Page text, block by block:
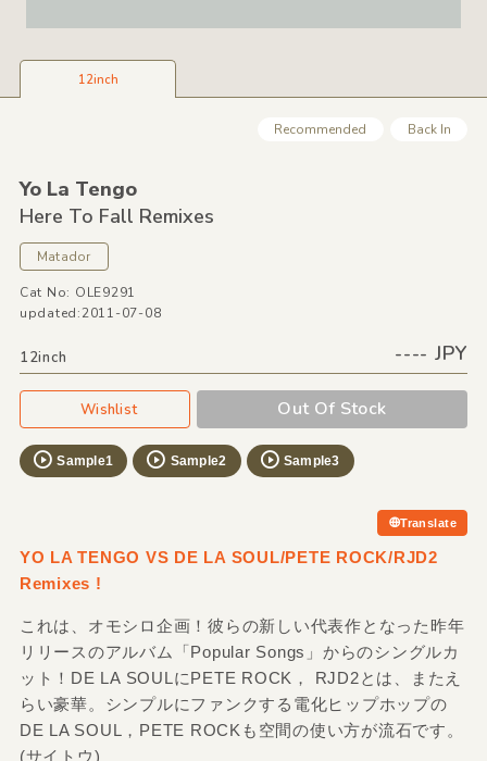
12inch
Recommended Back In
Yo La Tengo
Here To Fall Remixes
Matador
Cat No: OLE9291
updated:2011-07-08
12inch ---- JPY
Wishlist Out Of Stock
Sample1 Sample2 Sample3
Translate
YO LA TENGO VS DE LA SOUL/PETE ROCK/RJD2
Remixes !
これは、オモシロ企画！彼らの新しい代表作となった昨年
リリースのアルバム「Popular Songs」からのシングルカ
ット！DE LA SOULにPETE ROCK， RJD2とは、またえ
らい豪華。シンプルにファンクする電化ヒップホップの
DE LA SOUL，PETE ROCKも空間の使い方が流石です。
(サイトウ)